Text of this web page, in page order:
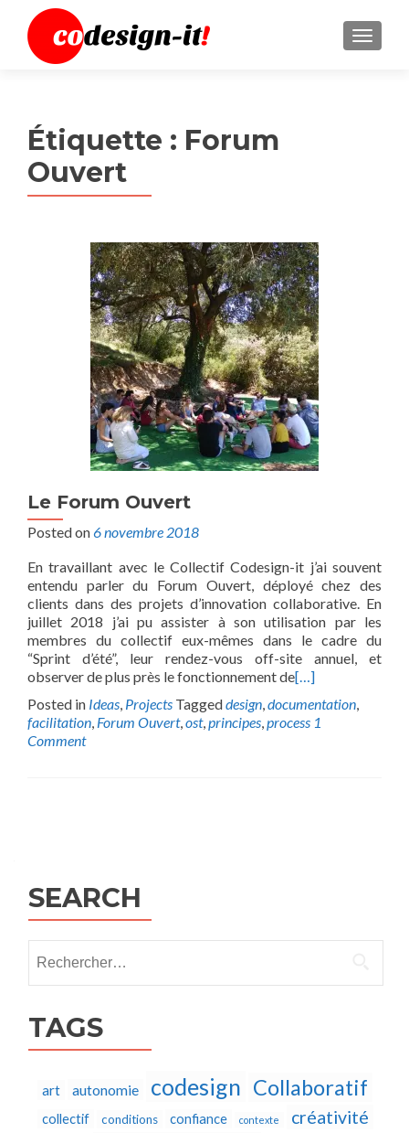
MENU
Étiquette : Forum
Ouvert
Le Forum Ouvert
Posted on6 novembre 2018
En travaillant avec le Collectif Codesign-it j’ai souvent
entendu parler du Forum Ouvert, déployé chez des
clients dans des projets d’innovation collaborative. En
juillet 2018 j’ai pu assister à son utilisation par les
membres du collectif eux-mêmes dans le cadre du
“Sprint d’été”, leur rendez-vous off-site annuel, et
observer de plus près le fonctionnement de[…]
Posted in Ideas, Projects Taggeddesign,documentation,
facilitation, Forum Ouvert,ost,principes,process 1
Comment
SEARCH
TAGS
art autonomie codesign Collaboratif
collectif conditions confiance contexte créativité